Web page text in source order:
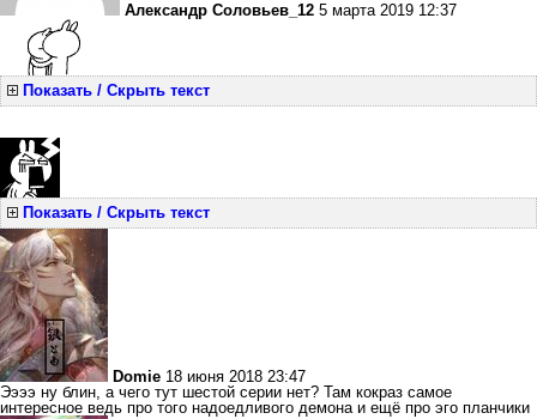
Александр Соловьев_12 5 марта 2019 12:37
Показать / Скрыть текст
Показать / Скрыть текст
Domie 18 июня 2018 23:47
Ээээ ну блин, а чего тут шестой серии нет? Там кокраз самое
интересное ведь про того надоедливого демона и ещё про эго планчики